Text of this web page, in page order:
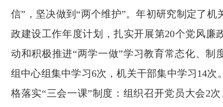
信”，坚决做到“两个维护”。年初研究制定了机
政建设工作年度计划，扎实开展第20个党风廉
动和积极推进“两学一做”学习教育常态化、制
组中心组集中学习6次，机关干部集中学习14次
格落实“三会一课”制度：组织召开党员大会2